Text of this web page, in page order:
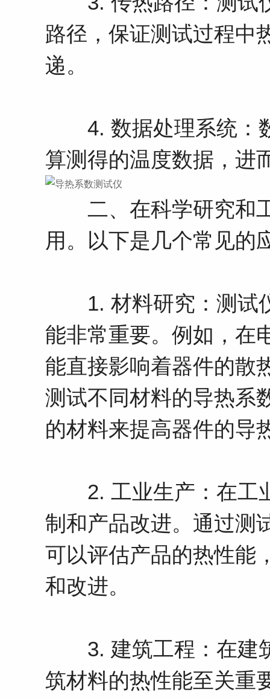
路径，保证测试过程中
递。
4. 数据处理系统：
算测得的温度数据，进
二、在科学研究和
用。以下是几个常见的
1. 材料研究：测试
能非常重要。例如，在
能直接影响着器件的散
测试不同材料的导热系
的材料来提高器件的导
2. 工业生产：在工
制和产品改进。通过测
可以评估产品的热性能
和改进。
3. 建筑工程：在建
筑材料的热性能至关重